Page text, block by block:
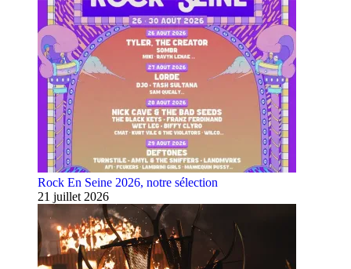
Rock En Seine 2026, notre sélection
21 juillet 2026